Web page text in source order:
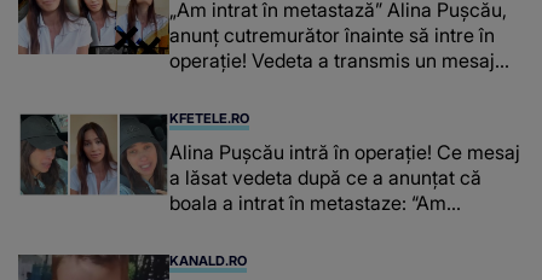
„Am intrat în metastază” Alina Pușcău,
anunț cutremurător înainte să intre în
operație! Vedeta a transmis un mesaj
KFETELE.RO
Alina Pușcău intră în operație! Ce mesaj
a lăsat vedeta după ce a anunțat că
boala a intrat în metastaze: “Am
KANALD.RO